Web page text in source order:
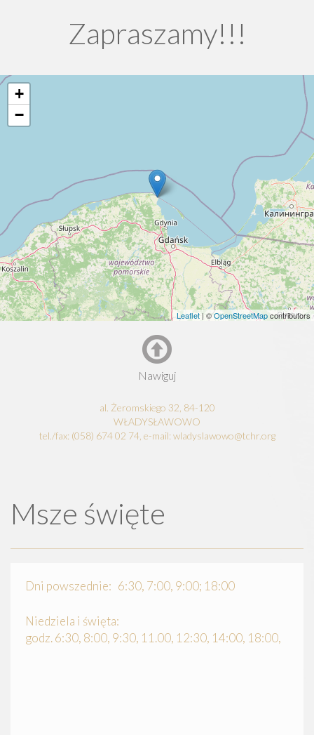
Zapraszamy!!!
+
−
Leaflet | ©OpenStreetMapcontributors
Nawiguj
al. Żeromskiego 32, 84-120
WŁADYSŁAWOWO
tel./fax: (058) 674 02 74, e-mail: wladyslawowo@tchr.org
Msze święte
Dni powszednie: 6:30, 7:00, 9:00; 18:00
Niedziela i święta:
godz. 6:30, 8:00, 9:30, 11.00, 12:30, 14:00, 18:00,